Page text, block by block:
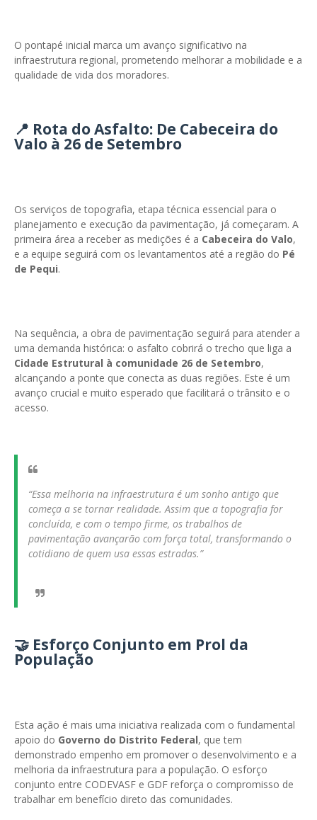
O pontapé inicial marca um avanço significativo na
infraestrutura regional, prometendo melhorar a mobilidade e a
qualidade de vida dos moradores.
📍 Rota do Asfalto: De Cabeceira do
Valo à 26 de Setembro
Os serviços de topografia, etapa técnica essencial para o
planejamento e execução da pavimentação, já começaram. A
primeira área a receber as medições é a Cabeceira do Valo,
e a equipe seguirá com os levantamentos até a região do Pé
de Pequi.
Na sequência, a obra de pavimentação seguirá para atender a
uma demanda histórica: o asfalto cobrirá o trecho que liga a
Cidade Estrutural à comunidade 26 de Setembro,
alcançando a ponte que conecta as duas regiões. Este é um
avanço crucial e muito esperado que facilitará o trânsito e o
acesso.
“Essa melhoria na infraestrutura é um sonho antigo que
começa a se tornar realidade. Assim que a topografia for
concluída, e com o tempo firme, os trabalhos de
pavimentação avançarão com força total, transformando o
cotidiano de quem usa essas estradas.”
🤝 Esforço Conjunto em Prol da
População
Esta ação é mais uma iniciativa realizada com o fundamental
apoio do Governo do Distrito Federal, que tem
demonstrado empenho em promover o desenvolvimento e a
melhoria da infraestrutura para a população. O esforço
conjunto entre CODEVASF e GDF reforça o compromisso de
trabalhar em benefício direto das comunidades.